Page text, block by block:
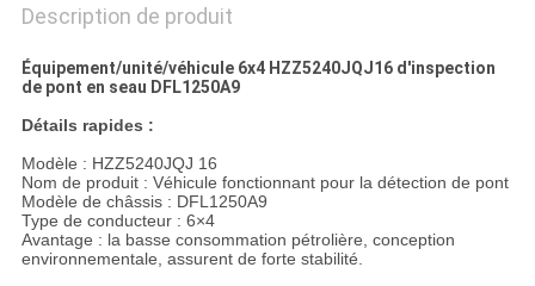
Description de produit
Équipement/unité/véhicule 6x4 HZZ5240JQJ16 d'inspection
de pont en seau DFL1250A9
Détails rapides :
Modèle : HZZ5240JQJ 16
Nom de produit : Véhicule fonctionnant pour la détection de pont
Modèle de châssis : DFL1250A9
Type de conducteur : 6×4
Avantage : la basse consommation pétrolière, conception
environnementale, assurent de forte stabilité.